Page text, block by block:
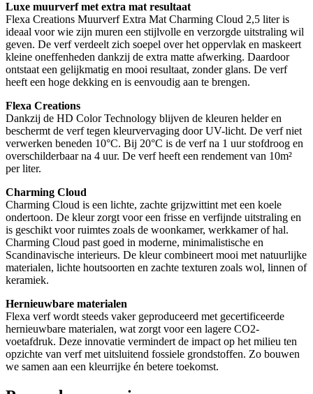
Luxe muurverf met extra mat resultaat
Flexa Creations Muurverf Extra Mat Charming Cloud 2,5 liter is
ideaal voor wie zijn muren een stijlvolle en verzorgde uitstraling wil
geven. De verf verdeelt zich soepel over het oppervlak en maskeert
kleine oneffenheden dankzij de extra matte afwerking. Daardoor
ontstaat een gelijkmatig en mooi resultaat, zonder glans. De verf
heeft een hoge dekking en is eenvoudig aan te brengen.
Flexa Creations
Dankzij de HD Color Technology blijven de kleuren helder en
beschermt de verf tegen kleurvervaging door UV-licht. De verf niet
verwerken beneden 10°C. Bij 20°C is de verf na 1 uur stofdroog en
overschilderbaar na 4 uur. De verf heeft een rendement van 10m²
per liter.
Charming Cloud
Charming Cloud is een lichte, zachte grijzwittint met een koele
ondertoon. De kleur zorgt voor een frisse en verfijnde uitstraling en
is geschikt voor ruimtes zoals de woonkamer, werkkamer of hal.
Charming Cloud past goed in moderne, minimalistische en
Scandinavische interieurs. De kleur combineert mooi met natuurlijke
materialen, lichte houtsoorten en zachte texturen zoals wol, linnen of
keramiek.
Hernieuwbare materialen
Flexa verf wordt steeds vaker geproduceerd met gecertificeerde
hernieuwbare materialen, wat zorgt voor een lagere CO2-
voetafdruk. Deze innovatie vermindert de impact op het milieu ten
opzichte van verf met uitsluitend fossiele grondstoffen. Zo bouwen
we samen aan een kleurrijke én betere toekomst.